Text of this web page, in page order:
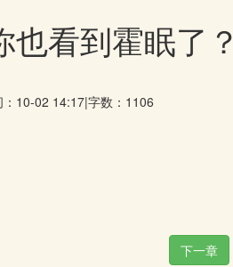
也看到霍眠了？
：10-02 14:17|字数：1106
下一章